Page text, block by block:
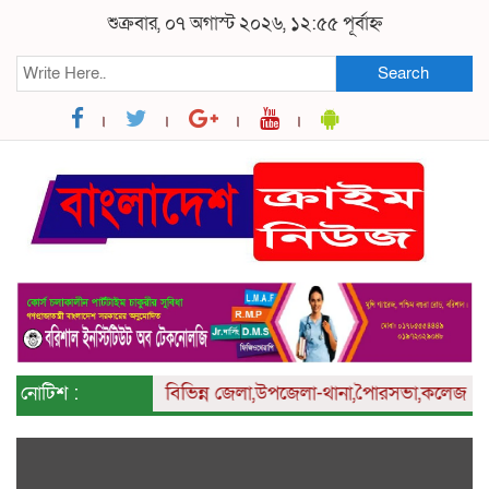
শুক্রবার, ০৭ অগাস্ট ২০২৬, ১২:৫৫ পূর্বাহ্ন
Search
নোটিশ : বিভিন্নজেলা,উপজেলা-থানা,পৈারসভা,কলেজ ও